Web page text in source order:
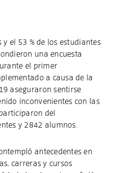
y el 53 % de los estudiantes
una encuesta
el primer
a causa de la
aseguraron sentirse
inconvenientes con las
del
y 2842 alumnos.
antecedentes en
carreras y cursos